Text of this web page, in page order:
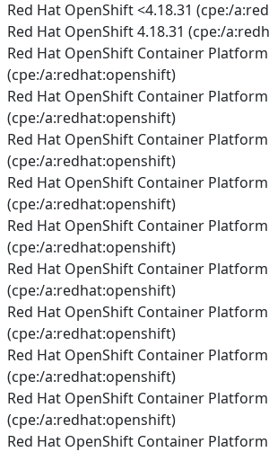
Red Hat OpenShift <4.18.31 (cpe:/
Red Hat OpenShift 4.18.31 (cpe:/
Red Hat OpenShift Container Platform
(cpe:/a:redhat:openshift)
Red Hat OpenShift Container Platform
(cpe:/a:redhat:openshift)
Red Hat OpenShift Container Platform
(cpe:/a:redhat:openshift)
Red Hat OpenShift Container
(cpe:/a:redhat:openshift)
Red Hat OpenShift Container Platform
(cpe:/a:redhat:openshift)
Red Hat OpenShift Container
(cpe:/a:redhat:openshift)
Red Hat OpenShift Container Platform
(cpe:/a:redhat:openshift)
Red Hat OpenShift Container
(cpe:/a:redhat:openshift)
Red Hat OpenShift Container Platform
(cpe:/a:redhat:openshift)
Red Hat OpenShift Container